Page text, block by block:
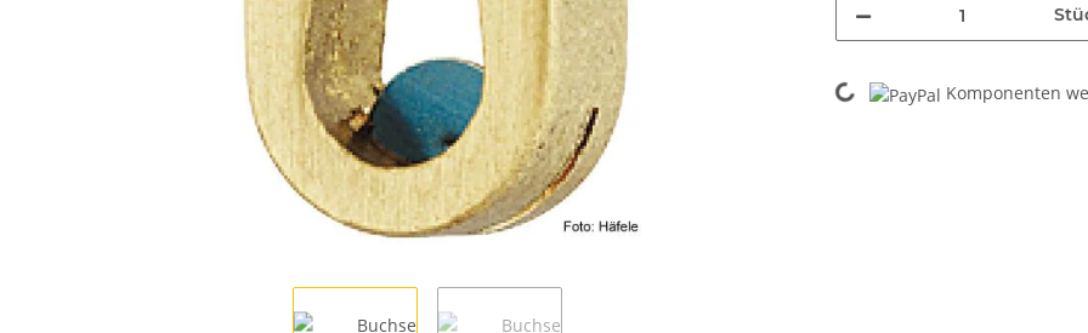
Loading... Komponenten